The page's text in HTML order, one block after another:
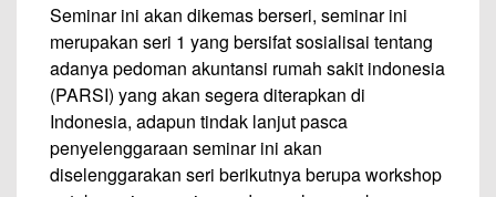
Seminar ini akan dikemas berseri, seminar ini
merupakan seri 1 yang bersifat sosialisai tentang
adanya pedoman akuntansi rumah sakit indonesia
(PARSI) yang akan segera diterapkan di
Indonesia, adapun tindak lanjut pasca
penyelenggaraan seminar ini akan
diselenggarakan seri berikutnya berupa workshop